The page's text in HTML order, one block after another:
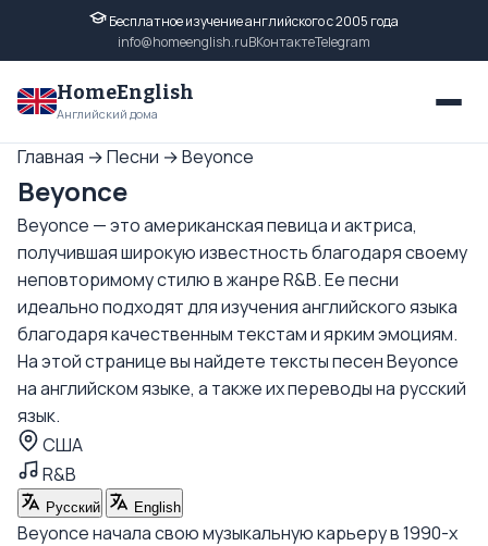
Бесплатное изучение английского с 2005 года
info@homeenglish.ruВКонтактеTelegram
HomeEnglish
Английский дома
Главная →Песни →Beyonce
Beyonce
Beyonce — это американская певица и актриса,
получившая широкую известность благодаря своему
неповторимому стилю в жанре R&B. Ее песни
идеально подходят для изучения английского языка
благодаря качественным текстам и ярким эмоциям.
На этой странице вы найдете тексты песен Beyonce
на английском языке, а также их переводы на русский
язык.
США
R&B
Русский English
Beyonce начала свою музыкальную карьеру в 1990-х